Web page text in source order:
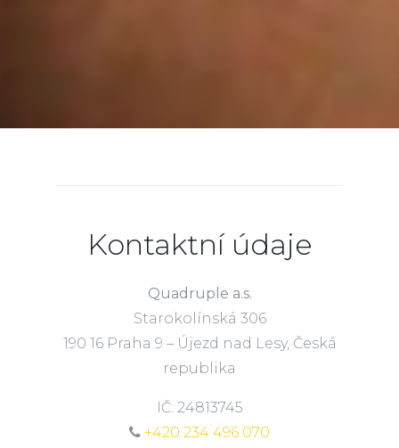
Kontaktní údaje
Quadruple a.s.
Starokolínská 306
190 16 Praha 9 – Újezd nad Lesy, Česká
republika
IČ: 24813745
+420 234 496 070